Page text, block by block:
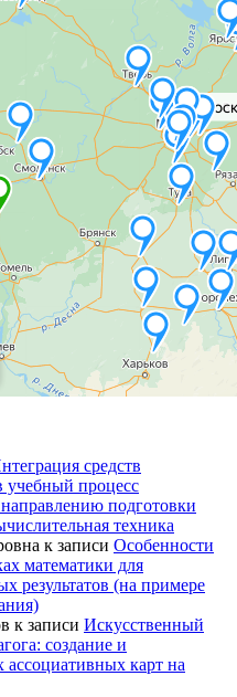
средств
учебный процесс
подготовки
техника
к записи Особенности
математики для
результатов (на примере
к записи Искусственный
создание и
ассоциативных карт на